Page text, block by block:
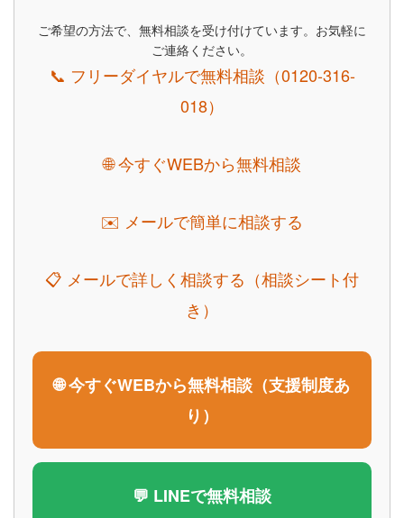
ご希望の方法で、無料相談を受け付けています。お気軽に
ご連絡ください。
📞 フリーダイヤルで無料相談（0120-316-
018）
🌐 今すぐWEBから無料相談
✉️ メールで簡単に相談する
📋 メールで詳しく相談する（相談シート付
き）
🌐 今すぐWEBから無料相談（支援制度あ
り）
💬 LINEで無料相談